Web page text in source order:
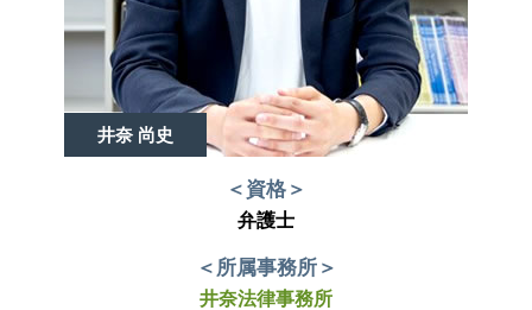
井奈 尚史
＜資格＞
弁護士
＜所属事務所＞
井奈法律事務所